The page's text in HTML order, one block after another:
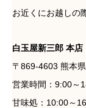
お近くにお越しの
白玉屋新三郎 本店
〒869-4603 熊本
営業時間：9:00～
甘味処：10:00～